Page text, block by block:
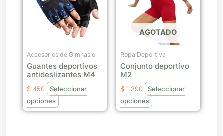
Accesorios de Gimnasio
Guantes deportivos
antideslizantes M4
$ 450
Seleccionar
opciones
múltiples
variantes.
Las
se
pueden
elegir
en
página
AGOTADO
Ropa Deportiva
Conjunto deportivo
M2
$ 1.390
Seleccionar
opciones
múltiples
variantes.
Las
opciones
se
pueden
en
página